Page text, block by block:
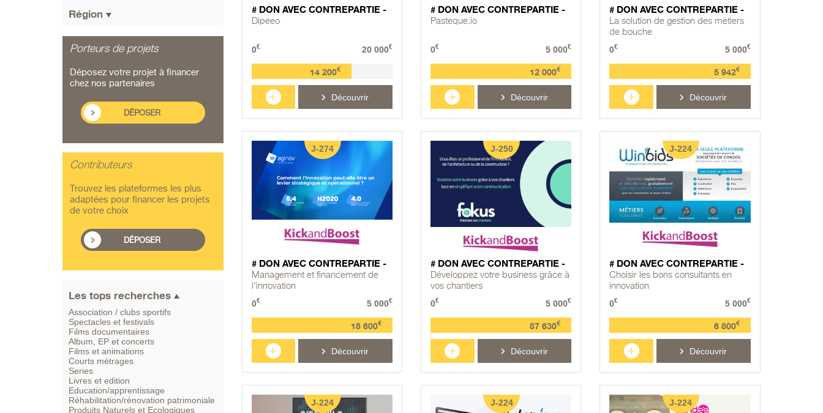
Région
Porteurs de projets
Déposez votre projet à financer
chez nos partenaires
DÉPOSER
Contributeurs
Trouvez les plateformes les plus
adaptées pour financer les projets
de votre choix
DÉPOSER
Les tops recherches
Association / clubs sportifs
Spectacles et festivals
Films documentaires
Album, EP et concerts
Films et animations
Courts métrages
Series
Livres et edition
Education/apprentissage
Réhabilitation/rénovation patrimoniale
Produits Naturels et Ecologiques
# DON AVEC CONTREPARTIE -
Dipeeo
0€ 20 000€
14 200€
+ Découvrir
# DON AVEC CONTREPARTIE -
Pasteque.io
0€ 5 000€
12 000€
+ Découvrir
# DON AVEC CONTREPARTIE -
La solution de gestion des métiers
de bouche
0€ 5 000€
5 942€
+ Découvrir
J-274
# DON AVEC CONTREPARTIE -
Management et financement de
l'innovation
0€ 5 000€
18 600€
+ Découvrir
J-250
# DON AVEC CONTREPARTIE -
Développez votre business grâce à
vos chantiers
0€ 5 000€
87 630€
+ Découvrir
J-224
# DON AVEC CONTREPARTIE -
Choisir les bons consultants en
innovation
0€ 5 000€
6 800€
+ Découvrir
J-224 J-224 J-224